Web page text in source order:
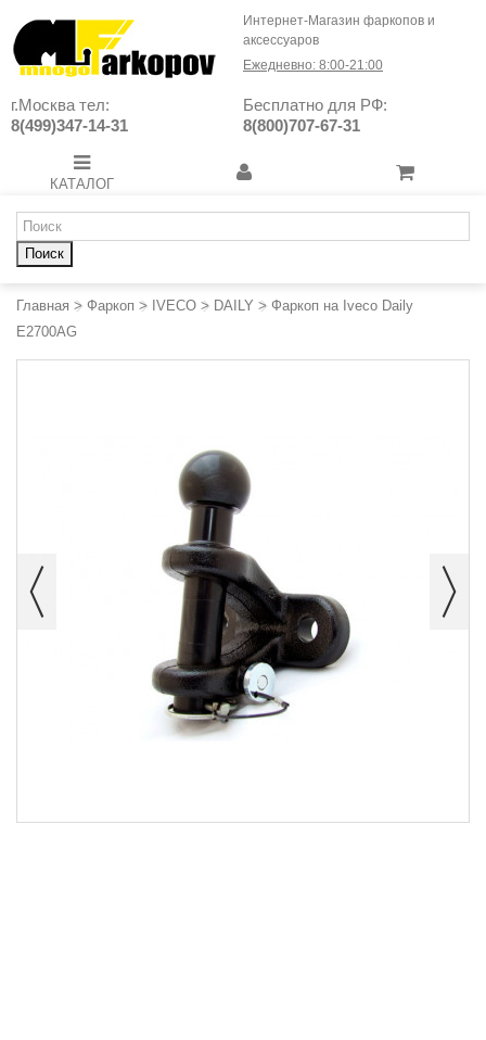
Интернет-Магазин фаркопов и
аксессуаров
Ежедневно: 8:00-21:00
г.Москва тел:
8(499)347-14-31
Бесплатно для РФ:
8(800)707-67-31
КАТАЛОГ
Поиск
Главная > Фаркоп > IVECO > DAILY > Фаркоп на Iveco Daily
E2700AG